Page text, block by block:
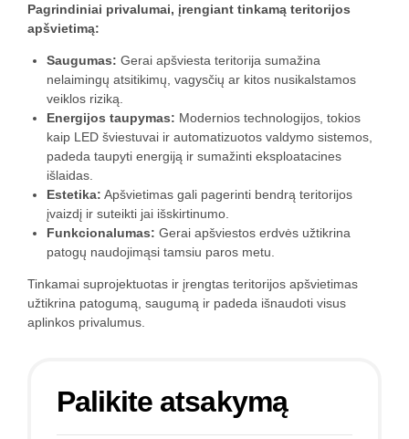
Pagrindiniai privalumai, įrengiant tinkamą teritorijos
apšvietimą:
Saugumas: Gerai apšviesta teritorija sumažina
nelaimingų atsitikimų, vagysčių ar kitos nusikalstamos
veiklos riziką.
Energijos taupymas: Modernios technologijos, tokios
kaip LED šviestuvai ir automatizuotos valdymo sistemos,
padeda taupyti energiją ir sumažinti eksploatacines
išlaidas.
Estetika: Apšvietimas gali pagerinti bendrą teritorijos
įvaizdį ir suteikti jai išskirtinumo.
Funkcionalumas: Gerai apšviestos erdvės užtikrina
patogų naudojimąsi tamsiu paros metu.
Tinkamai suprojektuotas ir įrengtas teritorijos apšvietimas
užtikrina patogumą, saugumą ir padeda išnaudoti visus
aplinkos privalumus.
Palikite atsakymą